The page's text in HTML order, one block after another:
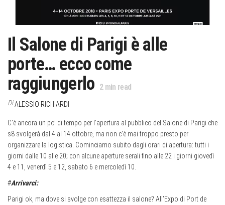
Il Salone di Parigi è alle
porte… ecco come
raggiungerlo 2min read
DiALESSIO RICHIARDI
C’è ancora un po’ di tempo per l’apertura al pubblico del Salone di Parigi che
s8 svolgerà dal 4 al 14 ottobre, ma non c’è mai troppo presto per
organizzare la logistica. Cominciamo subito dagli orari di apertura: tutti i
giorni dalle 10 alle 20; con alcune aperture serali fino alle 22 i giorni giovedì
4 e 11, venerdì 5 e 12, sabato 6 e mercoledì 10.
#Arrivarci:
Parigi ok, ma dove si svolge con esattezza il salone? All’Expo di Port de